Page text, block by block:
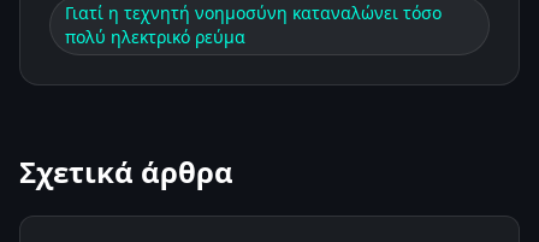
Γιατί η τεχνητή νοημοσύνη καταναλώνει τόσο
πολύ ηλεκτρικό ρεύμα
Σχετικά άρθρα